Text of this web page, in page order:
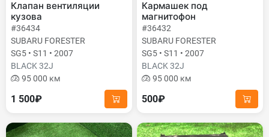
Клапан вентиляции
кузова
#36434
SUBARU FORESTER
SG5 • S11 • 2007
BLACK 32J
95 000 км
1 500₽
Кармашек под
магнитофон
#36432
SUBARU FORESTER
SG5 • S11 • 2007
BLACK 32J
95 000 км
500₽